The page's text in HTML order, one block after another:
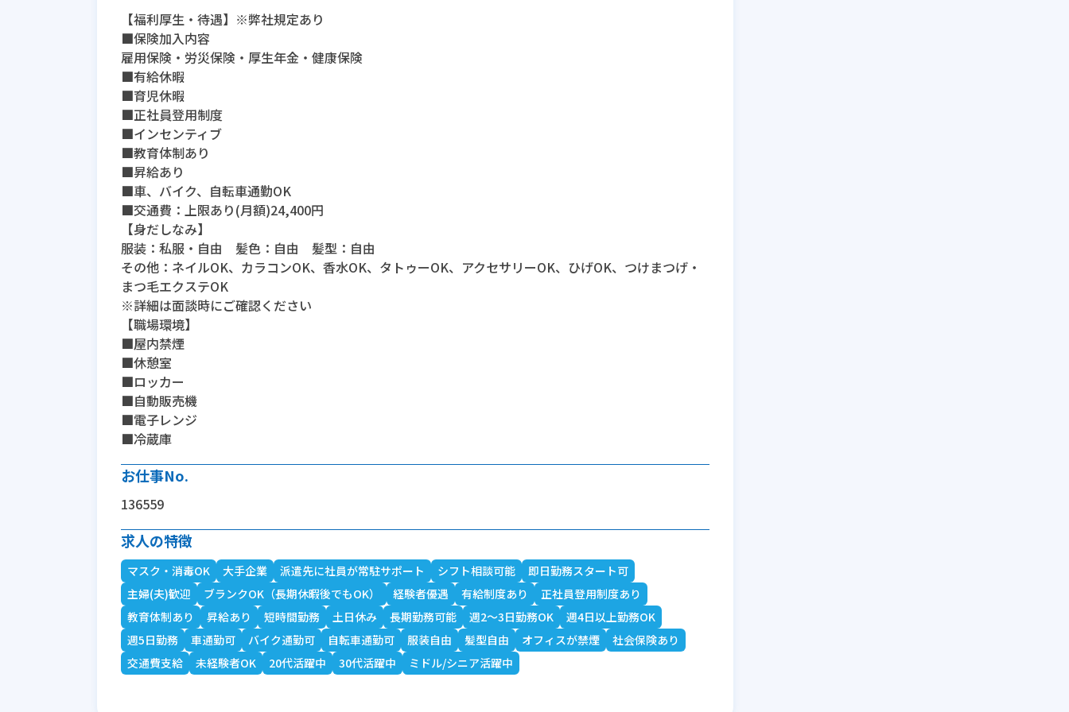
【福利厚生・待遇】※弊社規定あり
■保険加入内容
雇用保険・労災保険・厚生年金・健康保険
■有給休暇
■育児休暇
■正社員登用制度
■インセンティブ
■教育体制あり
■昇給あり
■車、バイク、自転車通勤OK
■交通費：上限あり(月額)24,400円
【身だしなみ】
服装：私服・自由 髪色：自由 髪型：自由
その他：ネイルOK、カラコンOK、香水OK、タトゥーOK、アクセサリーOK、ひげOK、つけまつげ・
まつ毛エクステOK
※詳細は面談時にご確認ください
【職場環境】
■屋内禁煙
■休憩室
■ロッカー
■自動販売機
■電子レンジ
■冷蔵庫
お仕事No.
136559
求人の特徴
マスク・消毒OK 大手企業 派遣先に社員が常駐サポート シフト相談可能
即日勤務スタート可
主婦(夫)歓迎
ブランクOK（長期休暇後でもOK） 経験者優遇 有給制度あり
正社員登用制度あり
教育体制あり
昇給あり 短時間勤務 土日休み 長期勤務可能 週2～3日勤務OK
週4日以上勤務OK
週5日勤務
車通勤可 バイク通勤可 自転車通勤可 服装自由 髪型自由 オフィスが禁煙
社会保険あり
交通費支給
未経験者OK 20代活躍中 30代活躍中 ミドル/シニア活躍中